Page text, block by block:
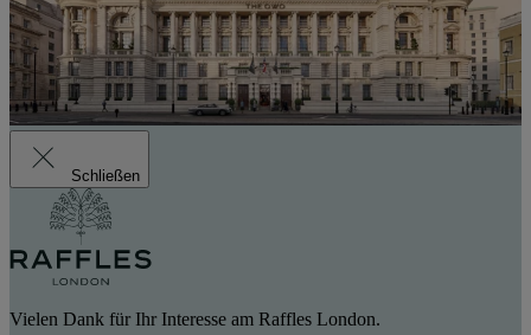
Schließen
Vielen Dank für Ihr Interesse am Raffles London.